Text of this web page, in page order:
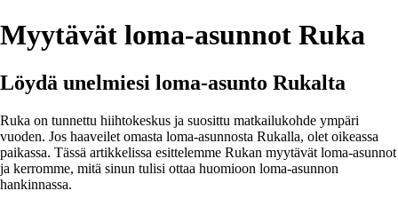
Myytävät loma-asunnot Ruka
Löydä unelmiesi loma-asunto Rukalta
Ruka on tunnettu hiihtokeskus ja suosittu matkailukohde ympäri
vuoden. Jos haaveilet omasta loma-asunnosta Rukalla, olet oikeassa
paikassa. Tässä artikkelissa esittelemme Rukan myytävät loma-asunnot
ja kerromme, mitä sinun tulisi ottaa huomioon loma-asunnon
hankinnassa.